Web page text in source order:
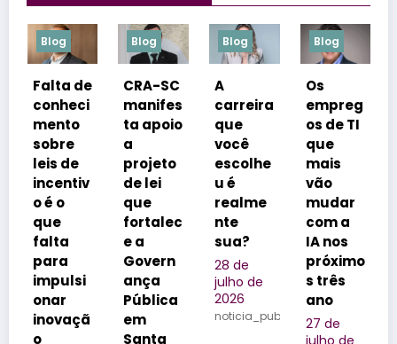
Blog
CRA-SC
manifes
ta apoio
a
projeto
de lei
que
fortalec
e a
Govern
ança
Pública
em
Santa
Blog
A
carreira
que
você
escolhe
u é
realme
nte
sua?
28 de
julho de
2026
noticia_publicada
Blog
Os
empreg
os de TI
que
mais
vão
mudar
com a
IA nos
próximo
s três
ano
27 de
Blog
Inverno
em
Bariloch
e:
especia
lista dá
dicas
para
aprovei
tar a
neve
com
segura
nça